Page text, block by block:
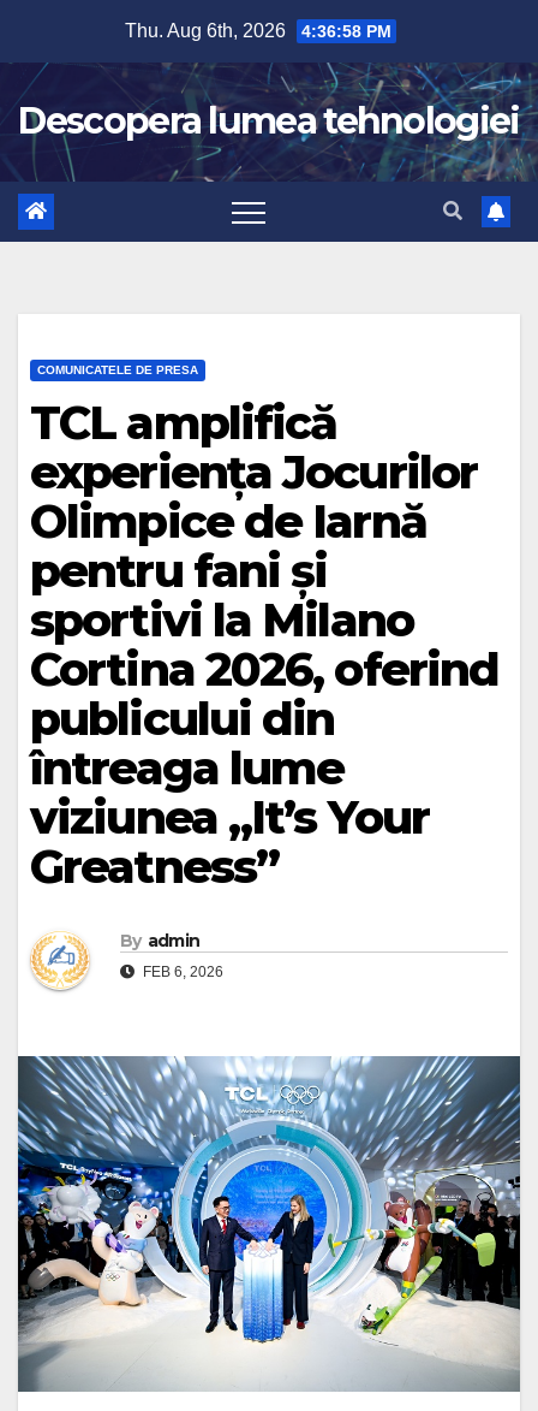
content
Thu. Aug 6th, 2026 4:36:59 PM
Descopera lumea tehnologiei
COMUNICATELE DE PRESA
TCL amplifică
experiența Jocurilor
Olimpice de Iarnă
pentru fani și
sportivi la Milano
Cortina 2026, oferind
publicului din
întreaga lume
viziunea „It’s Your
Greatness”
By admin
FEB 6, 2026